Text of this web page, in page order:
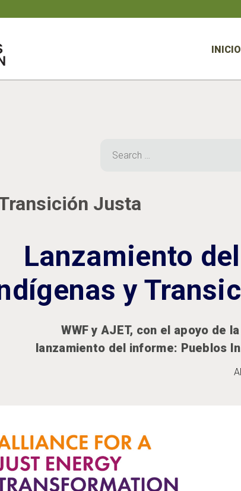
INICIO
for:
Justa
Lanzamiento
y
WWF y AJET, con el apoyo de
lanzamiento del informe: Pueblos